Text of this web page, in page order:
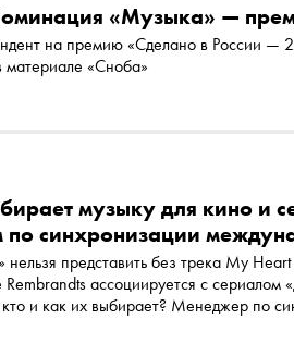
«Музыка» —
на премию «Сделано в России —
материале «Сноба»
музыку для кино и
синхронизации
нельзя представить без трека My
Rembrandts ассоциируется с
и как их выбирает? Менеджер по